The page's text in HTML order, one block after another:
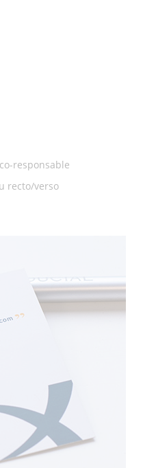
responsable
recto/verso